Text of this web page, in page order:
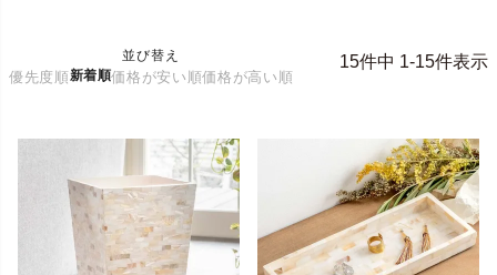
並び替え
優先度順新着順価格が安い順価格が高い順
15件中 1-15件表示